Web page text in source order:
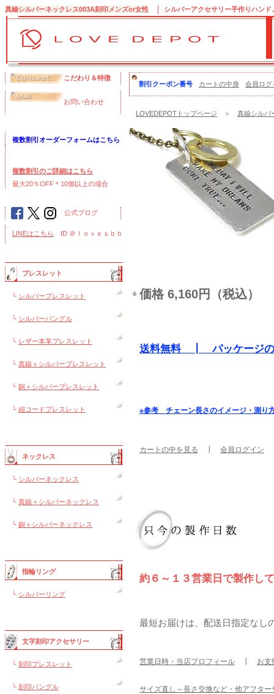
真鍮シルバーネックレス003A刻印メンズor女性 シルバーアクセサリー手作りハン
こだわり＆特徴
お問い合わせ
複数割引オーダーフォームはこちら
複数割引のご詳細はこちら
最大20％OFF＊10個以上の場合
公式ブログ
LINEはこちら ID ＠ｌｏｖｅｓｂｂ
ブレスレット
└ シルバーブレスレット
└ シルバーバングル
└ レザー本革ブレスレット
└ 真鍮＋シルバーブレスレット
└ 銅＋シルバーブレスレット
└ 紐コードブレスレット
ネックレス
└ シルバーネックレス
└ 真鍮＋シルバーネックレス
└ 銅＋シルバーネックレス
指輪リング
└ シルバーリング
文字刻印アクセサリー
└ 刻印ブレスレット
└ 刻印バングル
割引クーポン番号 カートの中身 会員ログ
LOVEDEPOTトップページ ＞ 真鍮シルバ
価格 6,160円（税込）
送料無料 ┃ パッケージの
※参考 チェーン長さのイメージ・測り
カートの中を見る 会員ログイン
約６～１３営業日で製作し
最短お届けは、配送日指定なし
営業日時・当店プロフィール お支
サイズ直し～長さ交換など・他アフタ